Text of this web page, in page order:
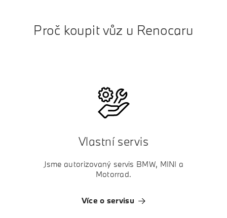
Proč koupit vůz u Renocaru
Vlastní servis
Jsme autorizovaný servis BMW, MINI a
Motorrad.
Více o servisu